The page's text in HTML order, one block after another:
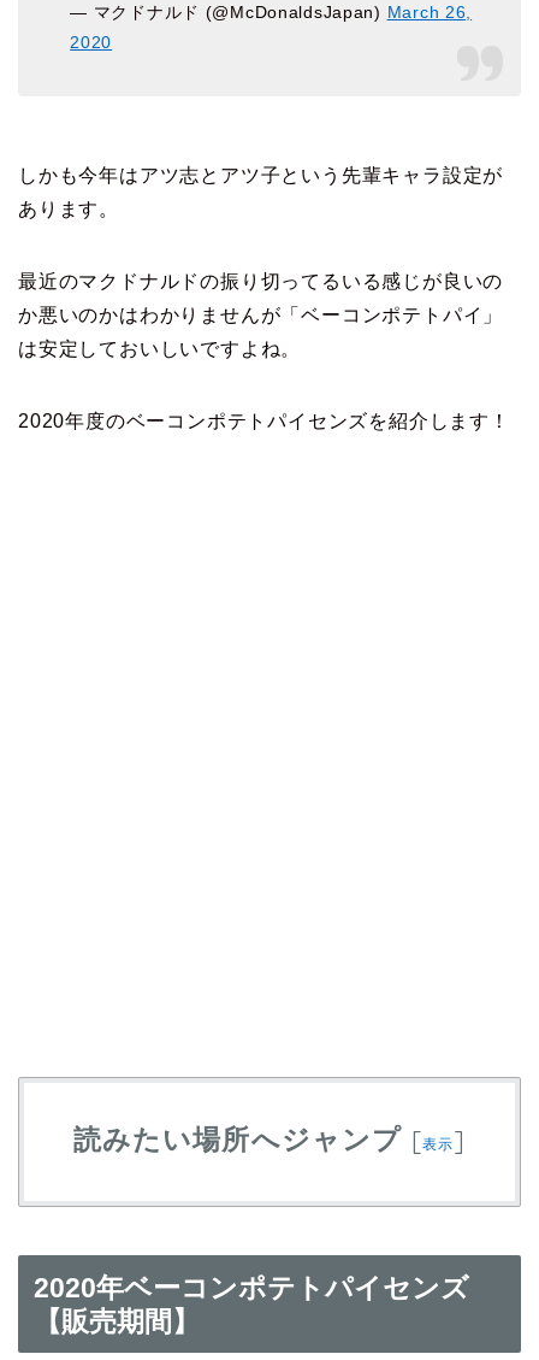
— マクドナルド (@McDonaldsJapan) March 26,
2020
しかも今年はアツ志とアツ子という先輩キャラ設定が
あります。
最近のマクドナルドの振り切ってるいる感じが良いの
か悪いのかはわかりませんが「ベーコンポテトパイ」
は安定しておいしいですよね。
2020年度のベーコンポテトパイセンズを紹介します！
読みたい場所へジャンプ [表示]
2020年ベーコンポテトパイセンズ
【販売期間】